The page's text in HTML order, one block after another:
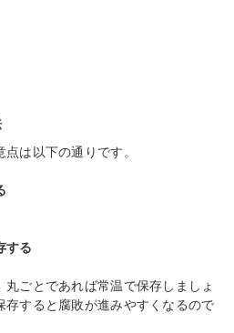
は以下の通りです。
する
ごとであれば常温で保存しましょ
存すると腐敗が進みやすくなるので